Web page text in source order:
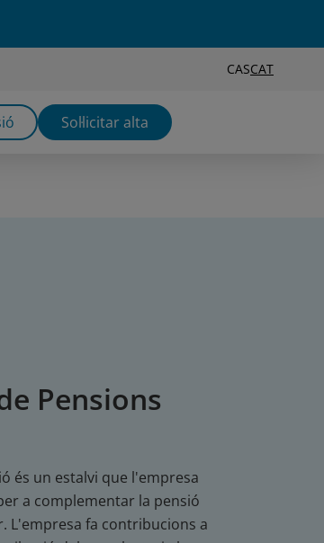
CASCAT
Sol·licitar alta
Pensions
és un estalvi que l'empresa
a complementar la pensió
L'empresa fa contribucions a